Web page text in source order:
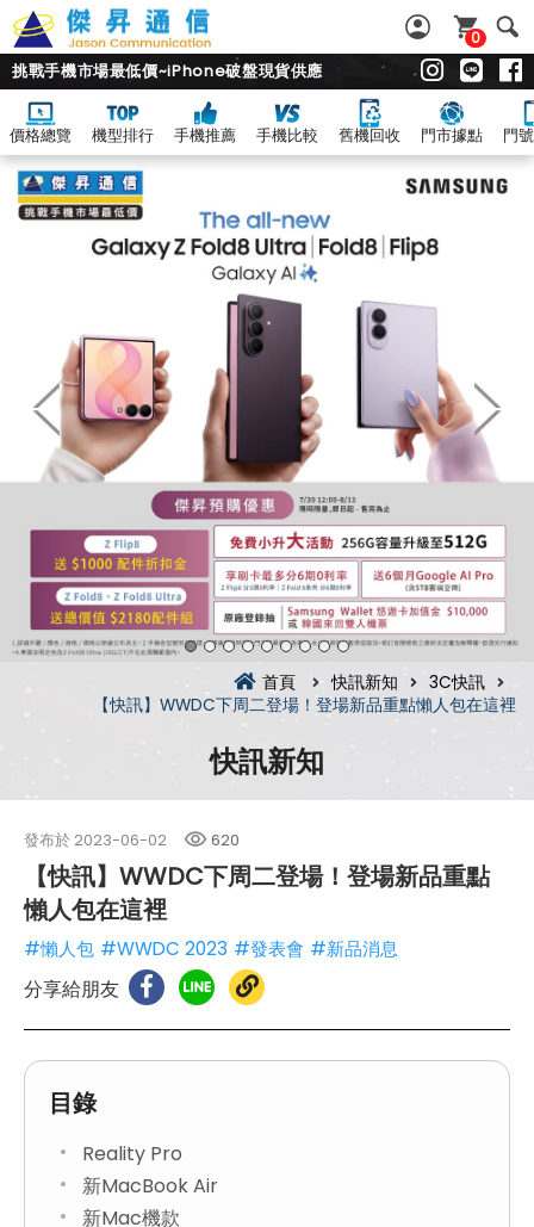
0
挑戰手機市場最低價~iPhone破盤現貨供應
價格總覽 機型排行 手機推薦 手機比較 舊機回收 門市據點 門
首頁 快訊新知
3C快訊
【快訊】WWDC下周二登場！登場新品重點懶人包在這裡
快訊新知
發布於 2023-06-02 620
【快訊】WWDC下周二登場！登場新品重點
懶人包在這裡
#懶人包 #WWDC 2023 #發表會 #新品消息
分享給朋友
目錄
Reality Pro
新MacBook Air
新Mac機款